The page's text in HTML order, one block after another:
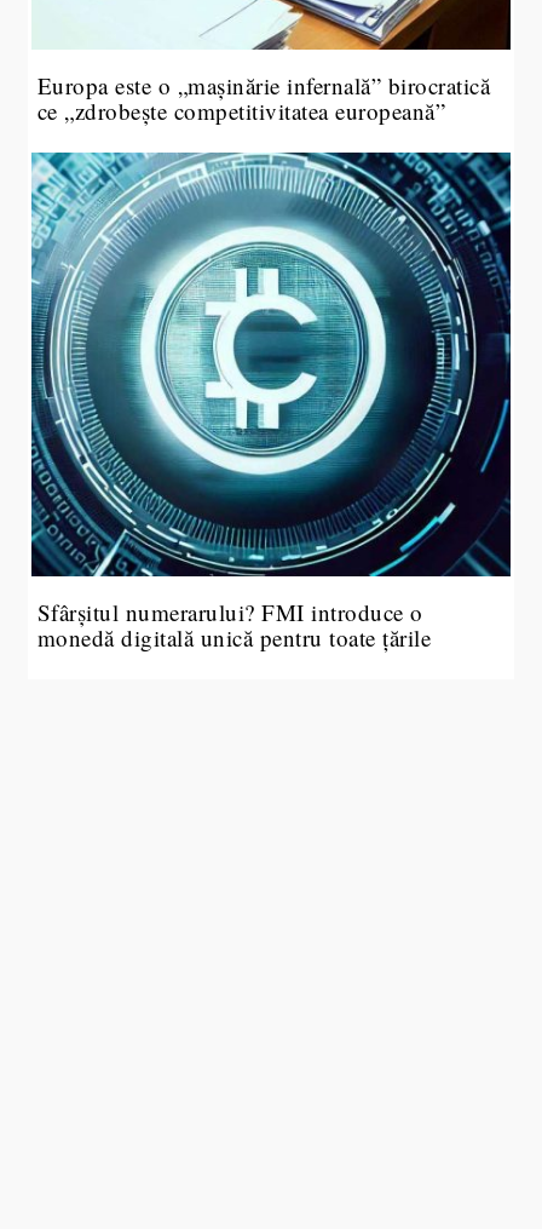
Europa este o „mașinărie infernală” birocratică
ce „zdrobește competitivitatea europeană”
Sfârșitul numerarului? FMI introduce o
monedă digitală unică pentru toate țările